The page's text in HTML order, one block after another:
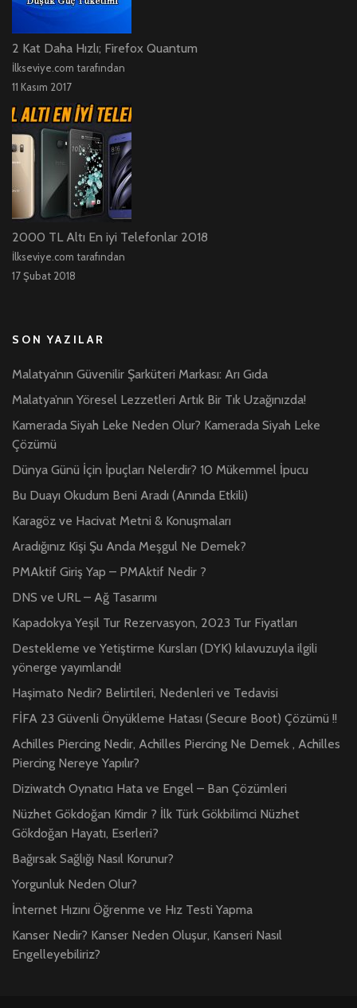
2 Kat Daha Hızlı; Firefox Quantum
İlkseviye.com tarafından
11 Kasım 2017
2000 TL Altı En iyi Telefonlar 2018
İlkseviye.com tarafından
17 Şubat 2018
SON YAZILAR
Malatya’nın Güvenilir Şarküteri Markası: Arı Gıda
Malatya’nın Yöresel Lezzetleri Artık Bir Tık Uzağınızda!
Kamerada Siyah Leke Neden Olur? Kamerada Siyah Leke
Çözümü
Dünya Günü İçin İpuçları Nelerdir? 10 Mükemmel İpucu
Bu Duayı Okudum Beni Aradı (Anında Etkili)
Karagöz ve Hacivat Metni & Konuşmaları
Aradığınız Kişi Şu Anda Meşgul Ne Demek?
PMAktif Giriş Yap – PMAktif Nedir ?
DNS ve URL – Ağ Tasarımı
Kapadokya Yeşil Tur Rezervasyon, 2023 Tur Fiyatları
Destekleme ve Yetiştirme Kursları (DYK) kılavuzuyla ilgili
yönerge yayımlandı!
Haşimato Nedir? Belirtileri, Nedenleri ve Tedavisi
FİFA 23 Güvenli Önyükleme Hatası (Secure Boot) Çözümü !!
Achilles Piercing Nedir, Achilles Piercing Ne Demek , Achilles
Piercing Nereye Yapılır?
Diziwatch Oynatıcı Hata ve Engel – Ban Çözümleri
Nüzhet Gökdoğan Kimdir ? İlk Türk Gökbilimci Nüzhet
Gökdoğan Hayatı, Eserleri?
Bağırsak Sağlığı Nasıl Korunur?
Yorgunluk Neden Olur?
İnternet Hızını Öğrenme ve Hız Testi Yapma
Kanser Nedir? Kanser Neden Oluşur, Kanseri Nasıl
Engelleyebiliriz?